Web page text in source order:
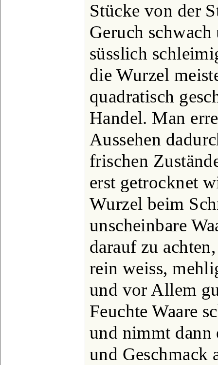
Stücke von der
Geruch
süsslich
die Wurzel
quadratisch
Handel. Man
Aussehen
frischen
erst getrocknet
Wurzel beim
unscheinbare
darauf zu
rein weiss,
und vor Allem
Feuchte Waare
und nimmt dann
und Geschmack